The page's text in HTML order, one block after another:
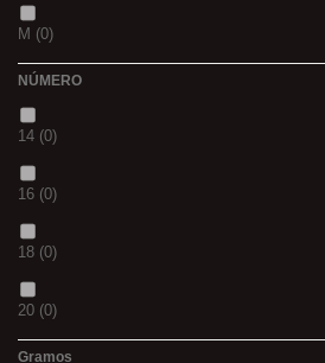
PANTHER
36(0)
P(0)
14(0)
42(0)
23(0)
M (0)
20MM
3 M (0)
(0)
(0)
NÚMERO
14 (0)
16 (0)
18 (0)
20 (0)
Gramos